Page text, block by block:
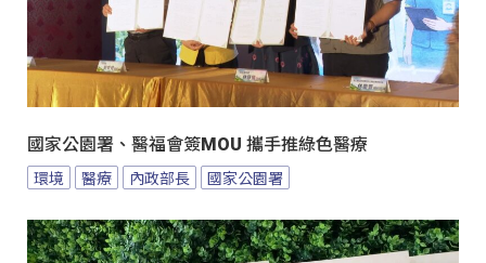
國家公園署、醫福會簽MOU 攜手推綠色醫療
環境 醫療 內政部長 國家公園署